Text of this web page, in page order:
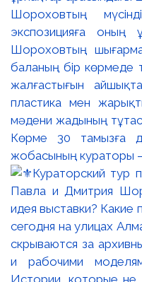
Шороховтың
экспозицияға оның
Шороховтың
баланың бір көрмеде
жалғастығын
пластика мен
мәдени жадының тұтас
Көрме 30 тамызға
жобасының кураторы